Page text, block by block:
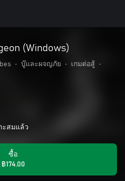
(Windows)
• บู๊และผจญภัย • เกมต่อสู้
•
ะสมแล้ว
ซื้อ
฿174.00